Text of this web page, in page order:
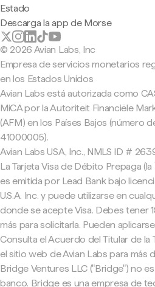
Estado
Descarga la app de Morse
© 2026 Avian Labs, Inc
Empresa de servicios monetarios
en los Estados Unidos
Avian Labs está autorizada como
MiCA por la Autoriteit Financiële
(AFM) en los Países Bajos (número
41000005).
Avian Labs USA, Inc., NMLS ID #
La Tarjeta Visa de Débito Prepaga (la
es emitida por Lead Bank bajo
U.S.A. Inc. y puede utilizarse en
donde se acepte Visa. Debes tener
más para solicitarla. Pueden
Consulta el Acuerdo del Titular de la
el sitio web de Avian Labs para más
Bridge Ventures LLC ("Bridge") no
banco. Bridge es una empresa de